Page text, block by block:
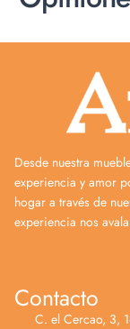
Desde nuestra
experiencia y amor
hogar a través de
experiencia nos
Contacto
C. el Cercao, 3,